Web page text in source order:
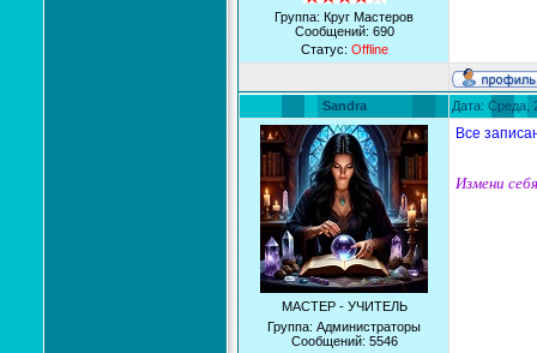
Группа: Круг Мастеров
Сообщений: 690
Статус: Offline
Sandra Дата: Среда,
МАСТЕР - УЧИТЕЛЬ
Группа: Администраторы
Сообщений: 5546
Все
Измени